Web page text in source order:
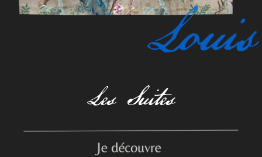
Les Suites